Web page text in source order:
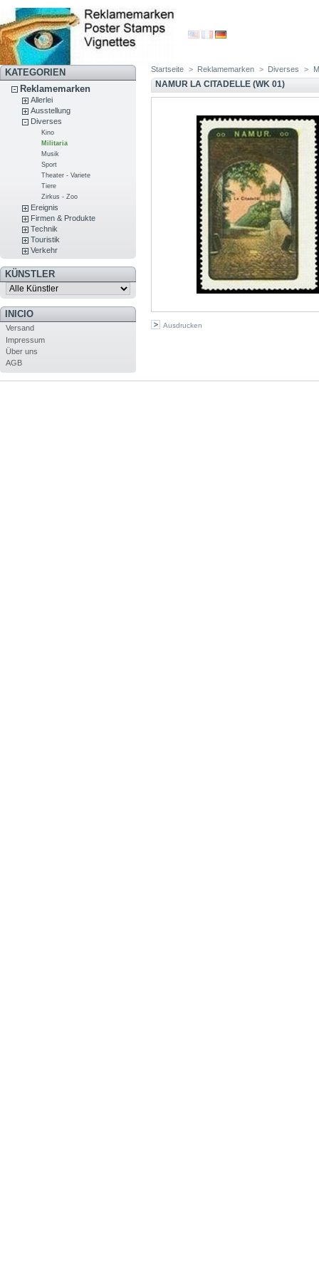
KATEGORIEN
Reklamemarken
Allerlei
Ausstellung
Diverses
Kino
Militaria
Musik
Sport
Theater - Variete
Tiere
Zirkus - Zoo
Ereignis
Firmen & Produkte
Technik
Touristik
Verkehr
KÜNSTLER
INICIO
Versand
Impressum
Über uns
AGB
Startseite > Reklamemarken > Diverses >
NAMUR LA CITADELLE (WK 01)
Ausdrucken